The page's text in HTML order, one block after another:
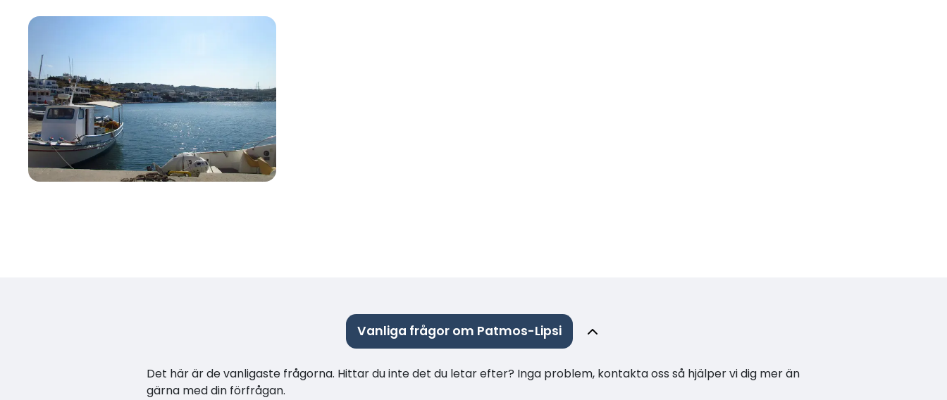
Vanliga frågor om Patmos-Lipsi
Det här är de vanligaste frågorna. Hittar du inte det du letar efter? Inga problem, kontakta oss så hjälper vi dig mer än
gärna med din förfrågan.